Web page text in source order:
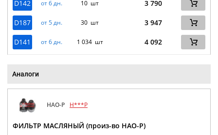
D142 от 6 дн. 10 шт 3 790
D187 от 5 дн. 30 шт 3 947
D141 от 6 дн. 1 034 шт 4 092
Аналоги
HAO-P H***P
ФИЛЬТР МАСЛЯНЫЙ (произ-во HAO-P)